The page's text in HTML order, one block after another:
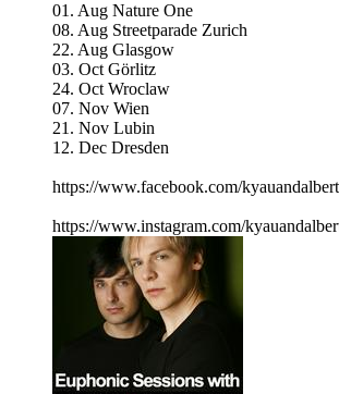
01. Aug Nature One
08. Aug Streetparade Zurich
22. Aug Glasgow
03. Oct Görlitz
24. Oct Wroclaw
07. Nov Wien
21. Nov Lubin
12. Dec Dresden
https://www.facebook.com/
https://www.instagram.com/